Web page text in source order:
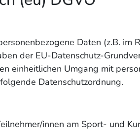
Daten (z.B. im
der EU-Datenschutz-
einheitlichen Umgang mit
Datenschutzordnung.
innen am Sport- und